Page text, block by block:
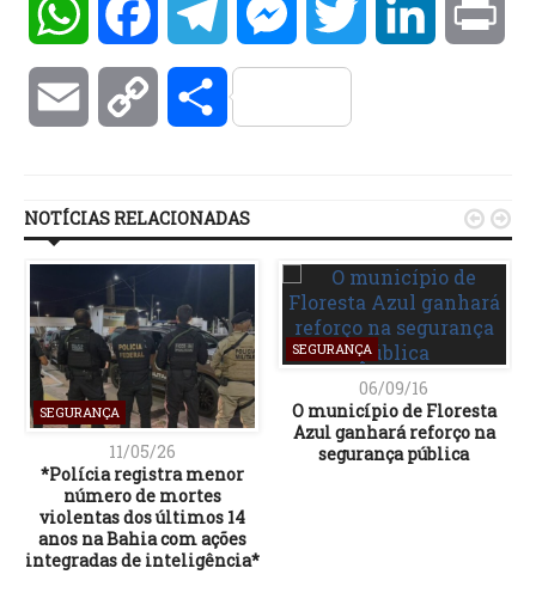
WhatsAppFacebookTelegramMessengerTwitter LinkedIn
Email Copy Compartilhar
NOTÍCIAS RELACIONADAS
SEGURANÇA
11/05/26
*Polícia registra menor
número de mortes
violentas dos últimos 14
anos na Bahia com ações
integradas de inteligência*
SEGURANÇA
06/09/16
O município de Floresta
Azul ganhará reforço na
segurança pública
 